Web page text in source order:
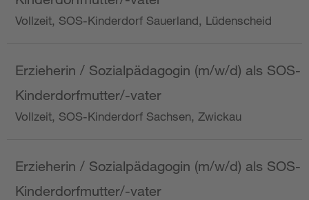
Vollzeit, SOS-Kinderdorf Sauerland, Lüdenscheid
Erzieherin / Sozialpädagogin (m/w/d) als SOS-
Kinderdorfmutter/-vater
Vollzeit, SOS-Kinderdorf Sachsen, Zwickau
Erzieherin / Sozialpädagogin (m/w/d) als SOS-
Kinderdorfmutter/-vater